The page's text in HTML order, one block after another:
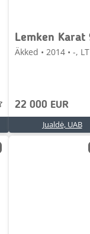
Äkked • 2014 • -, LT
22 000 EUR
Jualdė, UAB